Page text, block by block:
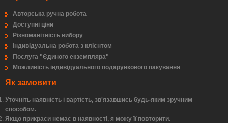
Авторська ручна робота
Доступні ціни
Різноманітність вибору
Індивідуальна робота з клієнтом
Послуга "Єдиного екземпляра"
Можливість індивідуального подарункового пакування
Як замовити
Уточніть наявність і вартість, зв'язавшись будь-яким зручним
способом.
Якщо прикраси немає в наявності, я можу її повторити.